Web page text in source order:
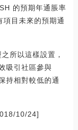
的預期年通脹率
目未來的預期通
所以這樣設置，
吸引社區參與
持相對較低的通
10/24]